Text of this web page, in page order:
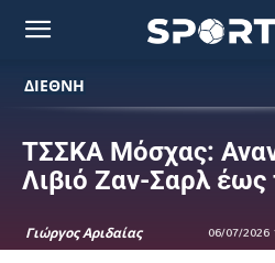
ΔΙΕΘΝΗ
ΤΣΣΚΑ Μόσχας:
Λιβιό Ζαν-Σαρλ έως
Γιώργος Αριδαίας 06/07/2026